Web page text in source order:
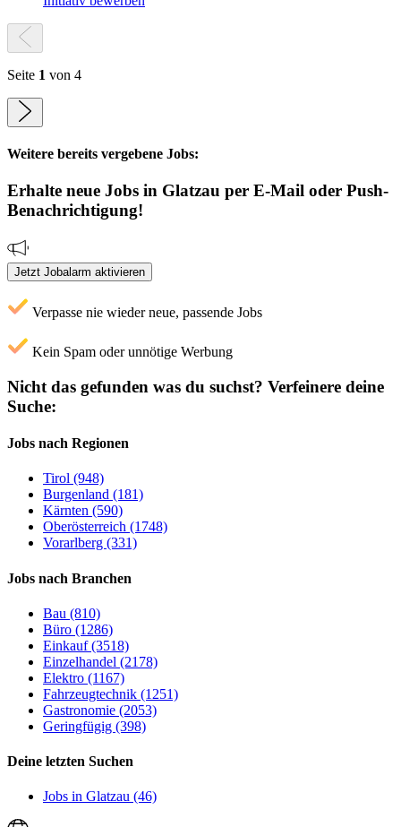
Seite 1 von 4
Weitere bereits vergebene Jobs:
Erhalte neue Jobs in Glatzau per E-Mail oder Push-
Benachrichtigung!
Jetzt Jobalarm aktivieren
Verpasse nie wieder neue, passende Jobs
Kein Spam oder unnötige Werbung
Nicht das gefunden was du suchst? Verfeinere deine
Suche:
Jobs nach Regionen
Tirol (948)
Burgenland (181)
Kärnten (590)
Oberösterreich (1748)
Vorarlberg (331)
Jobs nach Branchen
Bau (810)
Büro (1286)
Einkauf (3518)
Einzelhandel (2178)
Elektro (1167)
Fahrzeugtechnik (1251)
Gastronomie (2053)
Geringfügig (398)
Deine letzten Suchen
Jobs in Glatzau (46)